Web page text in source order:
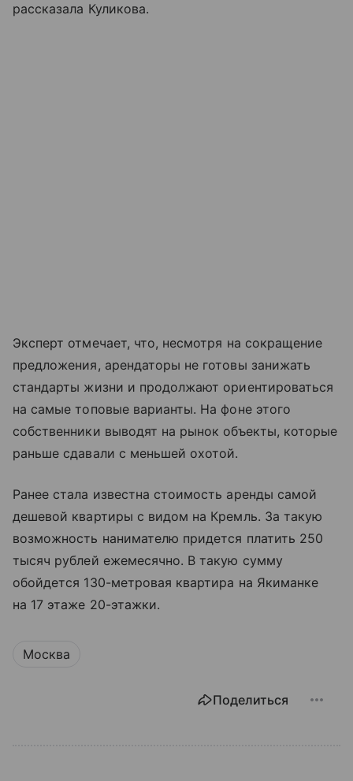
рассказала Куликова.
Эксперт отмечает, что, несмотря на сокращение
предложения, арендаторы не готовы занижать
стандарты жизни и продолжают ориентироваться
на самые топовые варианты. На фоне этого
собственники выводят на рынок объекты, которые
раньше сдавали с меньшей охотой.
Ранее стала известна стоимость аренды самой
дешевой квартиры с видом на Кремль. За такую
возможность нанимателю придется платить 250
тысяч рублей ежемесячно. В такую сумму
обойдется 130-метровая квартира на Якиманке
на 17 этаже 20-этажки.
Москва
Поделиться